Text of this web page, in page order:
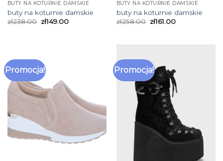
BUTY NA KOTURNIE DAMSKIE
buty na koturnie damskie
zł238.00 zł149.00
BUTY NA KOTURNIE DAMSKIE
buty na koturnie damskie
zł258.00 zł161.00
Promocja! Promocja!